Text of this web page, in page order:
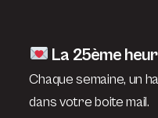
La 25ème
Chaque semaine, un
dans votre boite mail.